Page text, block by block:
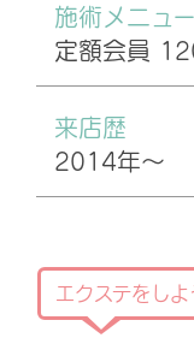
施術メニュー
定額会員
来店歴
2014年〜
エクステをし